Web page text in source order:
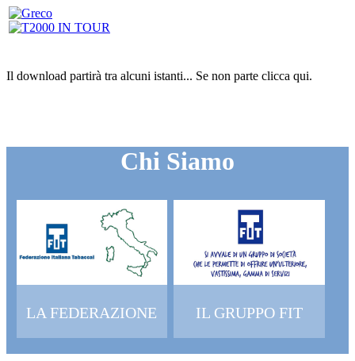
Il download partirà tra alcuni istanti... Se non parte clicca qui.
Chi Siamo
LA FEDERAZIONE IL GRUPPO FIT